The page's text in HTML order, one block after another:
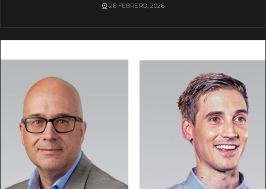
26 FEBRERO, 2026